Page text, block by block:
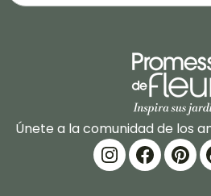
Únete a la comunidad de los